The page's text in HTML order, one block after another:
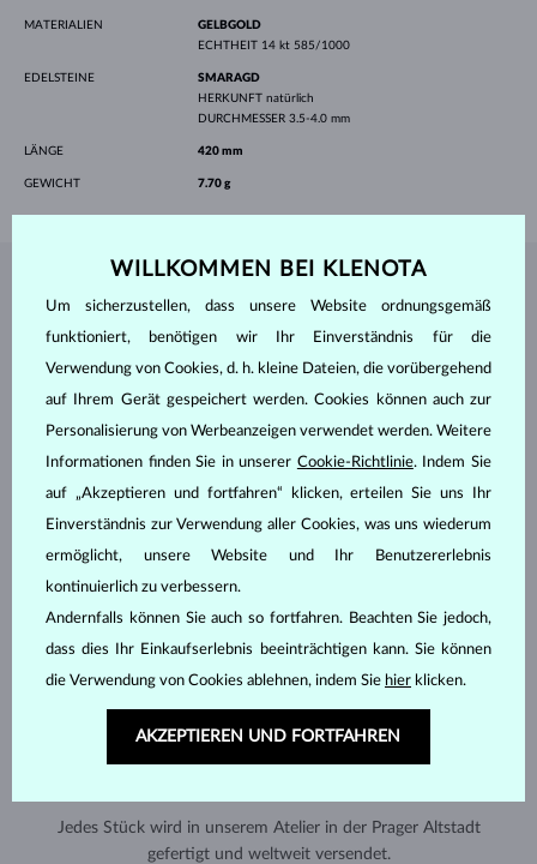
MATERIALIEN
GELBGOLD
ECHTHEIT 14 kt 585/1000
EDELSTEINE
SMARAGD
HERKUNFT natürlich
DURCHMESSER 3.5-4.0 mm
LÄNGE 420 mm
GEWICHT 7.70 g
SCHMUCK AUS DEM KLENOTA ATELIER
Jedes Stück wird in unserem Atelier in der Prager Altstadt
gefertigt und weltweit versendet.
WILLKOMMEN BEI KLENOTA
Um sicherzustellen, dass unsere Website ordnungsgemäß
funktioniert, benötigen wir Ihr Einverständnis für die
Verwendung von Cookies, d. h. kleine Dateien, die vorübergehend
auf Ihrem Gerät gespeichert werden. Cookies können auch zur
Personalisierung von Werbeanzeigen verwendet werden. Weitere
Informationen finden Sie in unserer Cookie-Richtlinie. Indem Sie
auf „Akzeptieren und fortfahren“ klicken, erteilen Sie uns Ihr
Einverständnis zur Verwendung aller Cookies, was uns wiederum
ermöglicht, unsere Website und Ihr Benutzererlebnis
kontinuierlich zu verbessern.
Andernfalls können Sie auch so fortfahren. Beachten Sie jedoch,
dass dies Ihr Einkaufserlebnis beeinträchtigen kann. Sie können
die Verwendung von Cookies ablehnen, indem Sie hier klicken.
AKZEPTIEREN UND FORTFAHREN